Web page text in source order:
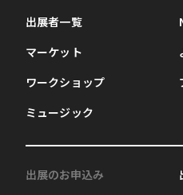
出展者一覧
マーケット
ワークショップ
ミュージック
出展のお申込み